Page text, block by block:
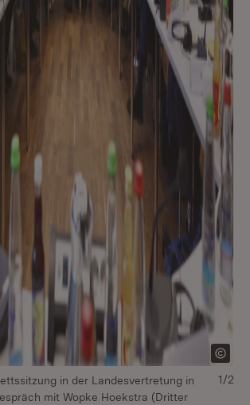
in der Landesvertretung in
mit Wopke Hoekstra (Dritter
1/2